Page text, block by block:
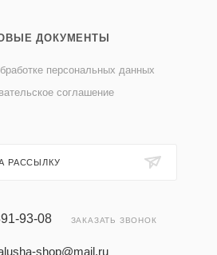
ДОКУМЕНТЫ
персональных данных
соглашение
РАССЫЛКУ
93-08 ЗАКАЗАТЬ ЗВОНОК
shop@mail.ru